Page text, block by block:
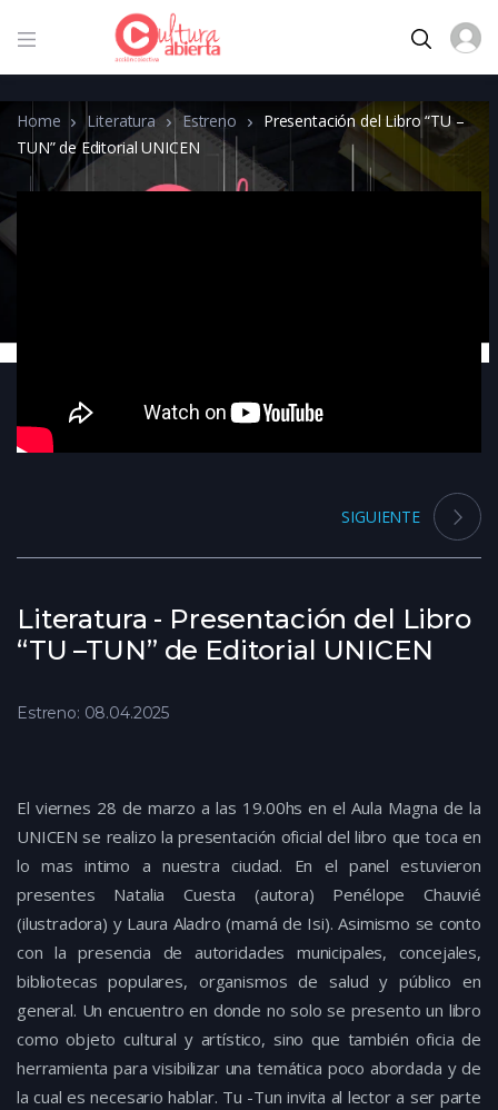
Home Literatura Estreno
Presentación del Libro “TU –
TUN” de Editorial UNICEN
Literatura - Presentación del Libro
“TU –TUN” de Editorial UNICEN
SIGUIENTE
Estreno: 08.04.2025
El viernes 28 de marzo a las 19.00hs en el Aula Magna de la
UNICEN se realizo la presentación oficial del libro que toca en
lo mas intimo a nuestra ciudad. En el panel estuvieron
presentes Natalia Cuesta (autora) Penélope Chauvié
(ilustradora) y Laura Aladro (mamá de Isi). Asimismo se conto
con la presencia de autoridades municipales, concejales,
bibliotecas populares, organismos de salud y público en
general. Un encuentro en donde no solo se presento un libro
como objeto cultural y artístico, sino que también oficia de
herramienta para visibilizar una temática poco abordada y de
la cual es necesario hablar. Tu -Tun invita al lector a ser parte